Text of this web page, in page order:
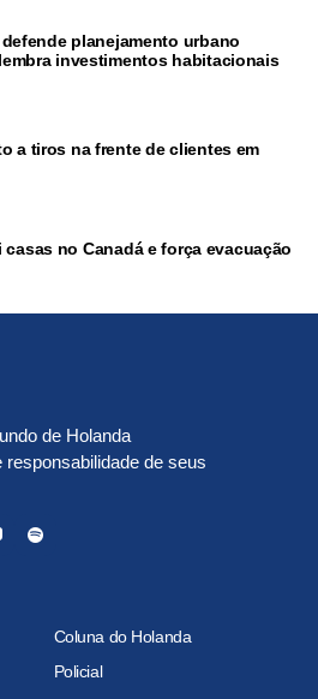
planejamento urbano
investimentos habitacionais
a tiros na frente de clientes em
no Canadá e força evacuação
de Holanda
de seus
Coluna do Holanda
Policial